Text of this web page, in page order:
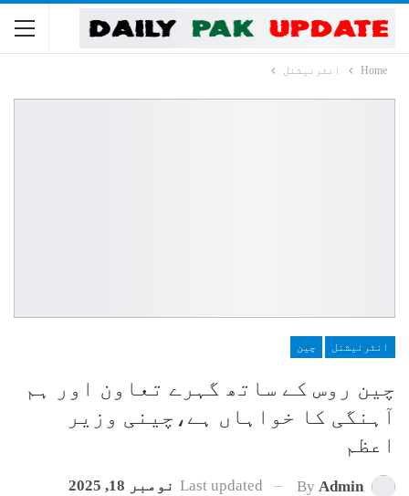
Home انٹرنیشنل
انٹرنیشنل چین
چین روس کے ساتھ گہرے تعاون اور ہم
آہنگی کا خواہاں ہے،چینی وزیر
اعظم
By Admin
Last updated نومبر 18, 2025